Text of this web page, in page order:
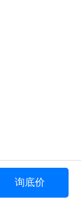
询底价